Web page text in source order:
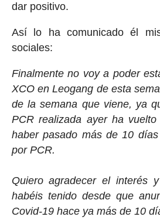
dar positivo.
Así lo ha comunicado él
sociales:
Finalmente no voy a poder
XCO en Leogang de esta
de la semana que viene, ya
PCR realizada ayer ha
haber pasado más de 10
por PCR.
Quiero agradecer el interés
habéis tenido desde que
Covid-19 hace ya más de 10